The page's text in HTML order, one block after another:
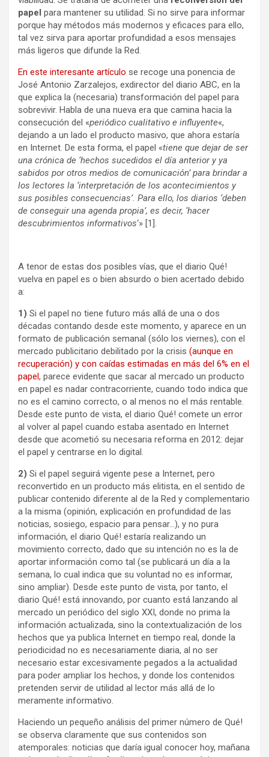
papel para mantener su utilidad. Si no sirve para informar
porque hay métodos más modernos y eficaces para ello,
tal vez sirva para aportar profundidad a esos mensajes
más ligeros que difunde la Red.
En este interesante artículo se recoge una ponencia de
José Antonio Zarzalejos, exdirector del diario ABC, en la
que explica la (necesaria) transformación del papel para
sobrevivir. Habla de una nueva era que camina hacia la
consecución del «periódico cualitativo e influyente«,
dejando a un lado el producto masivo, que ahora estaría
en Internet. De esta forma, el papel «tiene que dejar de ser
una crónica de ‘hechos sucedidos el día anterior y ya
sabidos por otros medios de comunicación’ para brindar a
los lectores la ‘interpretación de los acontecimientos y
sus posibles consecuencias’. Para ello, los diarios ‘deben
de conseguir una agenda propia’, es decir, ‘hacer
descubrimientos informativos‘» [1].
A tenor de estas dos posibles vías, que el diario Qué!
vuelva en papel es o bien absurdo o bien acertado debido
a:
1) Si el papel no tiene futuro más allá de una o dos
décadas contando desde este momento, y aparece en un
formato de publicación semanal (sólo los viernes), con el
mercado publicitario debilitado por la crisis (aunque en
recuperación) y con caídas estimadas en más del 6% en el
papel, parece evidente que sacar al mercado un producto
en papel es nadar contracorriente, cuando todo indica que
no es el camino correcto, o al menos no el más rentable.
Desde este punto de vista, el diario Qué! comete un error
al volver al papel cuando estaba asentado en Internet
desde que acometió su necesaria reforma en 2012: dejar
el papel y centrarse en lo digital.
2) Si el papel seguirá vigente pese a Internet, pero
reconvertido en un producto más elitista, en el sentido de
publicar contenido diferente al de la Red y complementario
a la misma (opinión, explicación en profundidad de las
noticias, sosiego, espacio para pensar…), y no pura
información, el diario Qué! estaría realizando un
movimiento correcto, dado que su intención no es la de
aportar información como tal (se publicará un día a la
semana, lo cual indica que su voluntad no es informar,
sino ampliar). Desde este punto de vista, por tanto, el
diario Qué! está innovando, por cuanto está lanzando al
mercado un periódico del siglo XXI, donde no prima la
información actualizada, sino la contextualización de los
hechos que ya publica Internet en tiempo real, donde la
periodicidad no es necesariamente diaria, al no ser
necesario estar excesivamente pegados a la actualidad
para poder ampliar los hechos, y donde los contenidos
pretenden servir de utilidad al lector más allá de lo
meramente informativo.
Haciendo un pequeño análisis del primer número de Qué!
se observa claramente que sus contenidos son
atemporales: noticias que daría igual conocer hoy, mañana